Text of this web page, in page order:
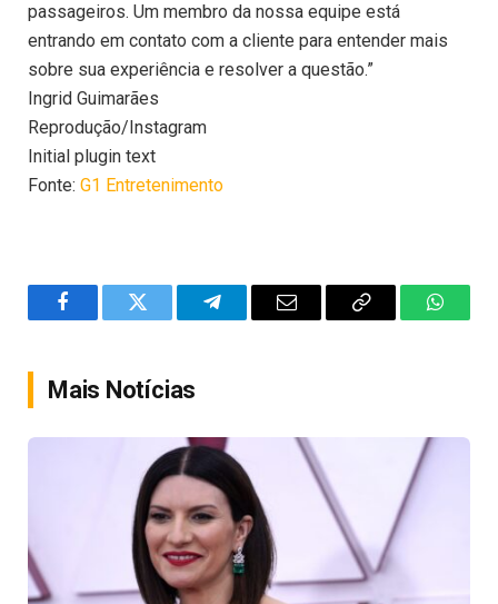
passageiros. Um membro da nossa equipe está
entrando em contato com a cliente para entender mais
sobre sua experiência e resolver a questão.”
Ingrid Guimarães
Reprodução/Instagram
Initial plugin text
Fonte: G1 Entretenimento
FacebookTwitter TelegramEmail
Copy
Mais Notícias